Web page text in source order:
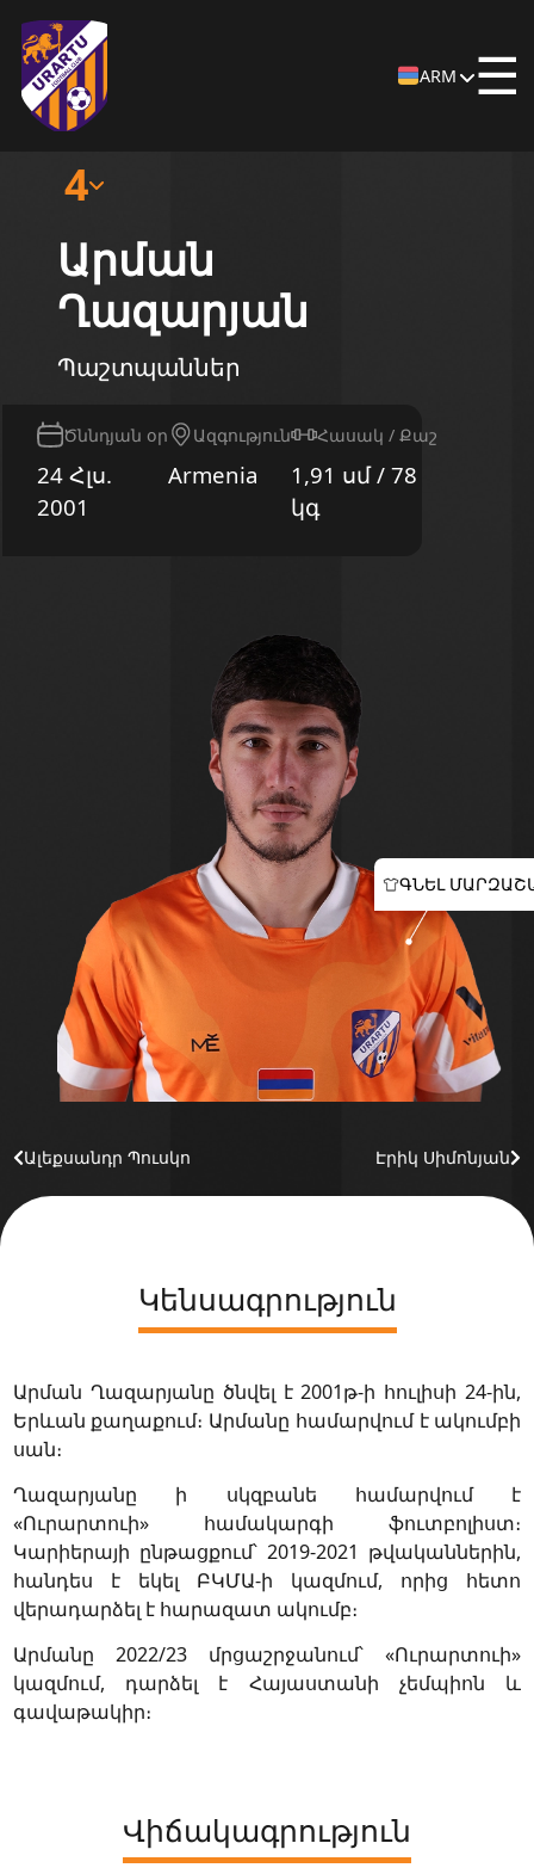
ARM ☰
4
Արման
Ղազարյան
Պաշտպաններ
Ծննդյան օր
24 Հլս.
2001
Ազգություն
Armenia
Հասակ / Քաշ
1,91 սմ / 78
կգ
ԳՆԵԼ
Ալեքսանդր Պուսկո Էրիկ Սիմոնյան
Կենսագրություն
Արման Ղազարյանը ծնվել է 2001թ-ի հուլիսի 24-ին,
Երևան քաղաքում։ Արմանը համարվում է ակումբի
սան։
Ղազարյանը ի սկզբանե համարվում է
«Ուրարտուի» համակարգի ֆուտբոլիստ։
Կարիերայի ընթացքում՝ 2019-2021 թվականներին,
հանդես է եկել ԲԿՄԱ-ի կազմում, որից հետո
վերադարձել է հարազատ ակումբ։
Արմանը 2022/23 մրցաշրջանում՝ «Ուրարտուի»
կազմում, դարձել է Հայաստանի չեմպիոն և
գավաթակիր։
Վիճակագրություն